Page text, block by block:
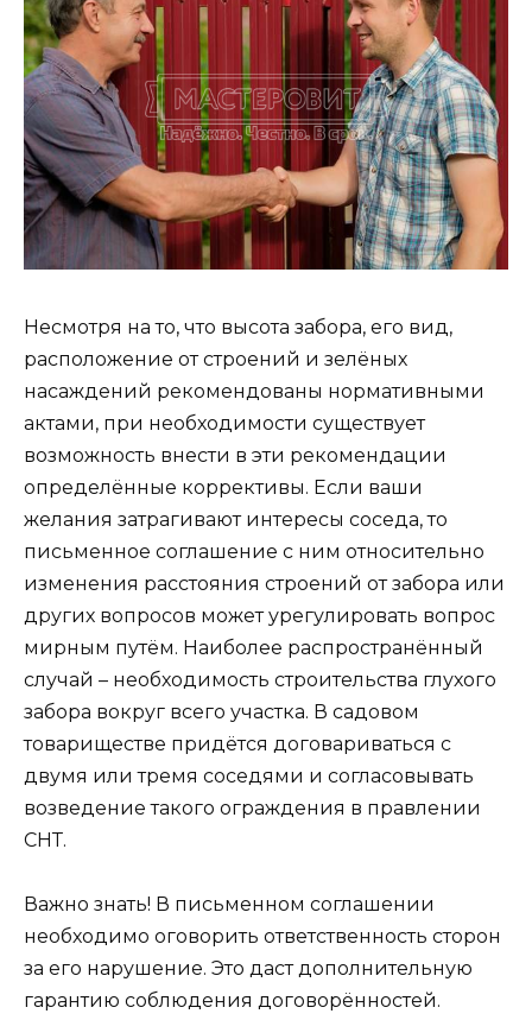
Несмотря на то, что высота забора, его вид,
расположение от строений и зелёных
насаждений рекомендованы нормативными
актами, при необходимости существует
возможность внести в эти рекомендации
определённые коррективы. Если ваши
желания затрагивают интересы соседа, то
письменное соглашение с ним относительно
изменения расстояния строений от забора или
других вопросов может урегулировать вопрос
мирным путём. Наиболее распространённый
случай – необходимость строительства глухого
забора вокруг всего участка. В садовом
товариществе придётся договариваться с
двумя или тремя соседями и согласовывать
возведение такого ограждения в правлении
СНТ.
Важно знать! В письменном соглашении
необходимо оговорить ответственность сторон
за его нарушение. Это даст дополнительную
гарантию соблюдения договорённостей.